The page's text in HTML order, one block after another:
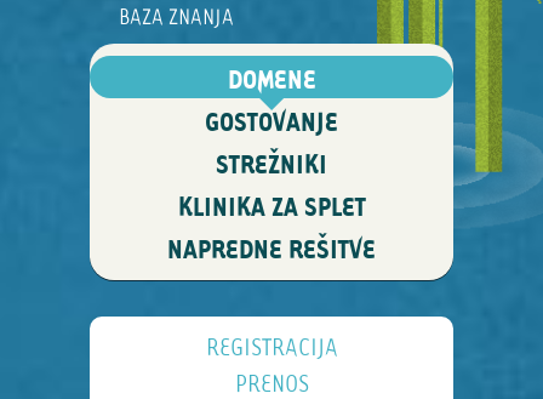
BAZA ZNANJA
DOMENE
GOSTOVANJE
STREŽNIKI
KLINIKA ZA SPLET
NAPREDNE REŠITVE
REGISTRACIJA
PRENOS